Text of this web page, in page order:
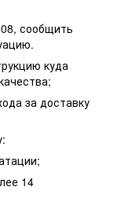
сообщить
куда
за доставку
14